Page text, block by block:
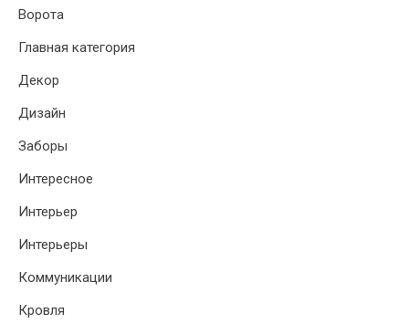
Ворота
Главная категория
Декор
Дизайн
Заборы
Интересное
Интерьер
Интерьеры
Коммуникации
Кровля